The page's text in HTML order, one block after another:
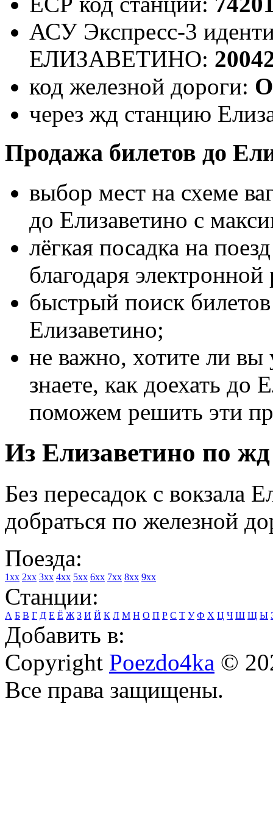
АСУ Экспресс-3
ЕЛИЗАВЕТИНО:
код железной дороги:
через жд станцию
Продажа билетов до
выбор мест на схеме
до Елизаветино с
лёгкая посадка на
благодаря
быстрый поиск
Елизаветино;
не важно, хотите ли вы
знаете, как доехать до
поможем решить эти
Из Елизаветино по
Без пересадок с вокзала
добраться по железной
Поезда:
1xx 2xx 3xx 4xx 5xx 6xx 7xx 8xx 9xx
Станции:
А Б В Г Д Е Ё Ж З И Й К Л М Н О П Р С Т У Ф Х Ц Ч Ш Щ Ы
Добавить в:
Copyright Poezdo4ka ©
Все права защищены.